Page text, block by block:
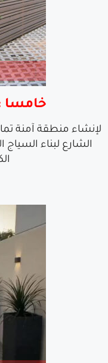
خامسا
لإنشاء منطقة آمنة
الشارع لبناء السياج